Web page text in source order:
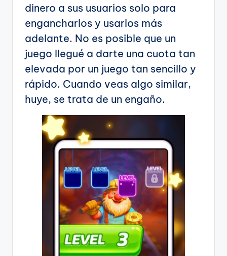
dinero a sus usuarios solo para
engancharlos y usarlos más
adelante. No es posible que un
juego llegué a darte una cuota tan
elevada por un juego tan sencillo y
rápido. Cuando veas algo similar,
huye, se trata de un engaño.